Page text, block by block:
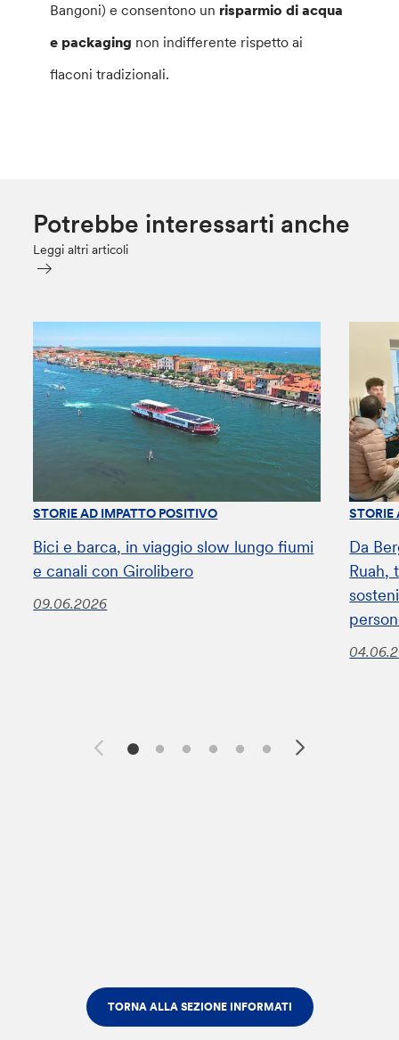
Bangoni) e consentono un risparmio di acqua
e packaging non indifferente rispetto ai
flaconi tradizionali.
Potrebbe interessarti anche
Leggi altri articoli
STORIE AD IMPATTO POSITIVO
Bici e barca, in viaggio slow lungo fiumi
e canali con Girolibero
09.06.2026
STORIE
Da
Ruah,
TORNA ALLA SEZIONE INFORMATI